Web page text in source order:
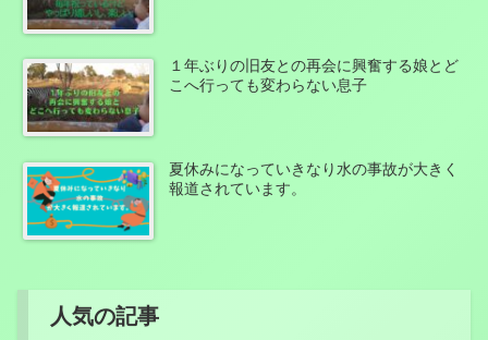
１年ぶりの旧友との再会に興奮する娘とど
こへ行っても変わらない息子
夏休みになっていきなり水の事故が大きく
報道されています。
人気の記事